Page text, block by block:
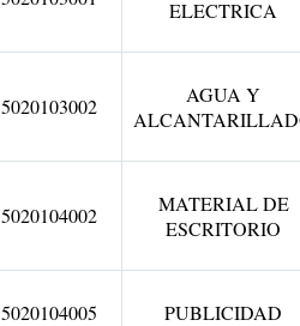
ELECTRICA
5020103002
AGUA Y
5020104002
MATERIAL DE
ESCRITORIO
5020104005 PUBLICIDAD